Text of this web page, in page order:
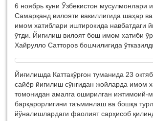
6 ноябрь куни Ўзбекистон мусулмонлари
Самарқанд вилояти вакиллигида шаҳар
имом хатиблари иштирокида навбатдаги
ўтди. Йиғилиш вилоят бош имом хатиби
Хайрулло Сатторов бошчилигида
Йиғилишда Каттақўрғон туманида 23
сайёр йиғилиш сўнгидан жойларда имом
томонидан амалга оширилган ижтимоий-
барқарорлигини таъминлаш ва бошқа
йўналишлардаги фаолият сарҳисоб